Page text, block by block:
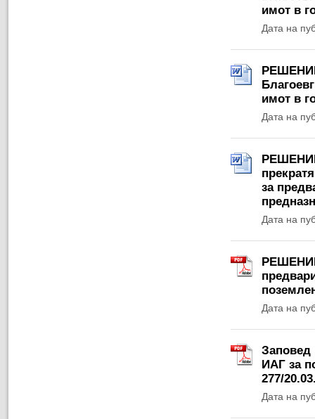
имот в
Дата на
имот в
Дата на
за
Дата на
Дата на
Заповед
ИАГ за
277/
Дата на